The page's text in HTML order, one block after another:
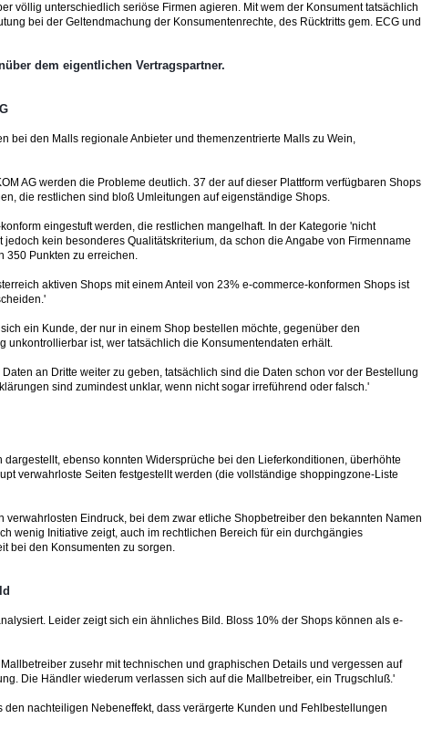
völlig unterschiedlich seriöse Firmen agieren. Mit wem der Konsument tatsächlich
bei der Geltendmachung der Konsumentenrechte, des Rücktritts gem. ECG und
dem eigentlichen Vertragspartner.
bei den Malls regionale Anbieter und themenzentrierte Malls zu Wein,
AG werden die Probleme deutlich. 37 der auf dieser Plattform verfügbaren Shops
die restlichen sind bloß Umleitungen auf eigenständige Shops.
eingestuft werden, die restlichen mangelhaft. In der Kategorie 'nicht
kein besonderes Qualitätskriterium, da schon die Angabe von Firmenname
350 Punkten zu erreichen.
aktiven Shops mit einem Anteil von 23% e-commerce-konformen Shops ist
ein Kunde, der nur in einem Shop bestellen möchte, gegenüber den
unkontrollierbar ist, wer tatsächlich die Konsumentendaten erhält.
an Dritte weiter zu geben, tatsächlich sind die Daten schon vor der Bestellung
sind zumindest unklar, wenn nicht sogar irreführend oder falsch.'
dargestellt, ebenso konnten Widersprüche bei den Lieferkonditionen, überhöhte
verwahrloste Seiten festgestellt werden (die vollständige shoppingzone-Liste
verwahrlosten Eindruck, bei dem zwar etliche Shopbetreiber den bekannten Namen
wenig Initiative zeigt, auch im rechtlichen Bereich für ein durchgängies
bei den Konsumenten zu sorgen.
Leider zeigt sich ein ähnliches Bild. Bloss 10% der Shops können als e-
zusehr mit technischen und graphischen Details und vergessen auf
Die Händler wiederum verlassen sich auf die Mallbetreiber, ein Trugschluß.'
nachteiligen Nebeneffekt, dass verärgerte Kunden und Fehlbestellungen